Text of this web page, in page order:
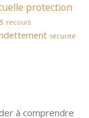
protection
recours
sécurité
à comprendre